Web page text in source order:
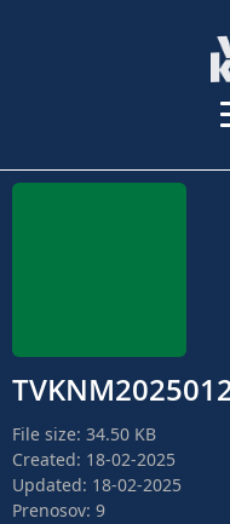
File size: 34.50 KB
Created: 18-02-2025
Updated: 18-02-2025
Prenosov: 9